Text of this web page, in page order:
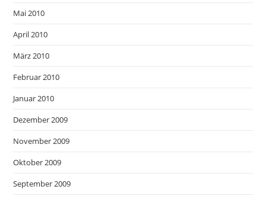
Mai 2010
April 2010
März 2010
Februar 2010
Januar 2010
Dezember 2009
November 2009
Oktober 2009
September 2009